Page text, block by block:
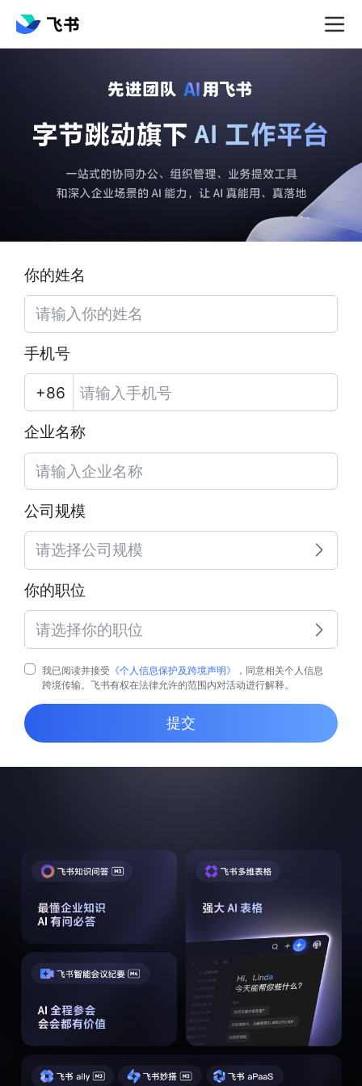
你的姓名
手机号
企业名称
公司规模
请选择公司规模
你的职位
请选择你的职位
我已阅读并接受 《个人信息保护及跨境声明》
，同意相关个人信息
跨境传输。飞书有权在法律允许的范围内对活动进行解释。
提交